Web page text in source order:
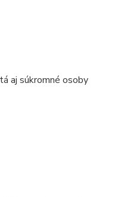
aj súkromné osoby